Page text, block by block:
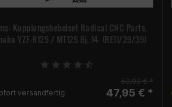
Kupplungshebelset Radical CNC Parts,
YZF-R125 / MT125 Bj. 14- (RE11/29/39)
versandfertig
59,90 € *
47,95 € *